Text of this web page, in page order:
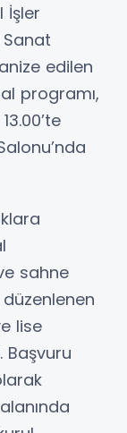
İşler
edilen
programı,
sahne
lise